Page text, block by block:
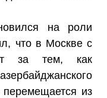
на роли
что в Москве с
за тем, как
перемещается из